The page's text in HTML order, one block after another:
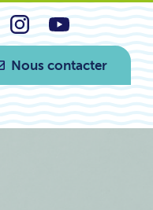
Nous contacter